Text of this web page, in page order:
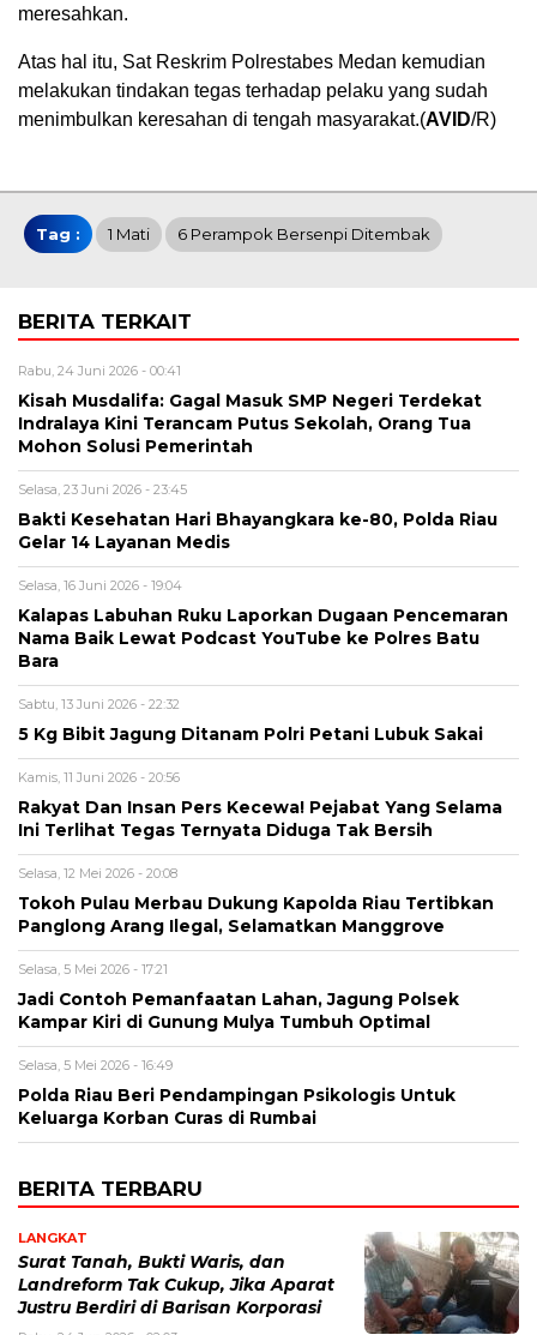
meresahkan.
Atas hal itu, Sat Reskrim Polrestabes Medan kemudian
melakukan tindakan tegas terhadap pelaku yang sudah
menimbulkan keresahan di tengah masyarakat.(AVID/R)
Tag : 1 Mati 6 Perampok Bersenpi Ditembak
BERITA TERKAIT
Rabu, 24 Juni 2026 - 00:41
Kisah Musdalifa: Gagal Masuk SMP Negeri Terdekat
Indralaya Kini Terancam Putus Sekolah, Orang Tua
Mohon Solusi Pemerintah
Selasa, 23 Juni 2026 - 23:45
Bakti Kesehatan Hari Bhayangkara ke-80, Polda Riau
Gelar 14 Layanan Medis
Selasa, 16 Juni 2026 - 19:04
Kalapas Labuhan Ruku Laporkan Dugaan Pencemaran
Nama Baik Lewat Podcast YouTube ke Polres Batu
Bara
Sabtu, 13 Juni 2026 - 22:32
5 Kg Bibit Jagung Ditanam Polri Petani Lubuk Sakai
Kamis, 11 Juni 2026 - 20:56
Rakyat Dan Insan Pers Kecewa! Pejabat Yang Selama
Ini Terlihat Tegas Ternyata Diduga Tak Bersih
Selasa, 12 Mei 2026 - 20:08
Tokoh Pulau Merbau Dukung Kapolda Riau Tertibkan
Panglong Arang Ilegal, Selamatkan Manggrove
Selasa, 5 Mei 2026 - 17:21
Jadi Contoh Pemanfaatan Lahan, Jagung Polsek
Kampar Kiri di Gunung Mulya Tumbuh Optimal
Selasa, 5 Mei 2026 - 16:49
Polda Riau Beri Pendampingan Psikologis Untuk
Keluarga Korban Curas di Rumbai
BERITA TERBARU
LANGKAT
Surat Tanah, Bukti Waris, dan
Landreform Tak Cukup, Jika Aparat
Justru Berdiri di Barisan Korporasi